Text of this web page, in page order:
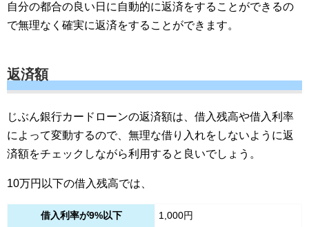
自分の都合の良い日に自動的に返済をすることができるの
で無理なく確実に返済をすることができます。
返済額
じぶん銀行カードローンの返済額は、借入残高や借入利率
によって変動するので、無理な借り入れをしないように返
済額をチェックしながら利用すると良いでしょう。
10万円以下の借入残高では、
借入利率が9%以下 1,000円